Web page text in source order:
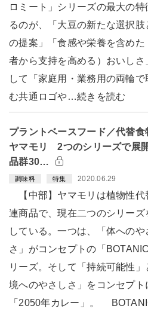
ロミート」シリーズの最大の特
るのが、「大豆の新たな選択肢
の提案」「食感や栄養を含めた
者から支持を高める）おいしさ
して「家庭用・業務用の両輪で
む共通ロゴや…続きを読む
プラントベースフード／代替食
ヤマモリ 2つのシリーズで展
品群30…
調味料 特集 2020.06.29
【中部】ヤマモリは植物性代
連商品で、現在二つのシリーズ
している。一つは、「体へのや
さ」がコンセプトの「
リーズ。そして「持続可能性」
境へのやさしさ」をコンセプト
「2050年カレー」。